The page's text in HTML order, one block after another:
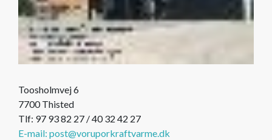
Toosholmvej 6
7700 Thisted
Tlf: 97 93 82 27 / 40 32 42 27
E-mail: post@voruporkraftvarme.dk